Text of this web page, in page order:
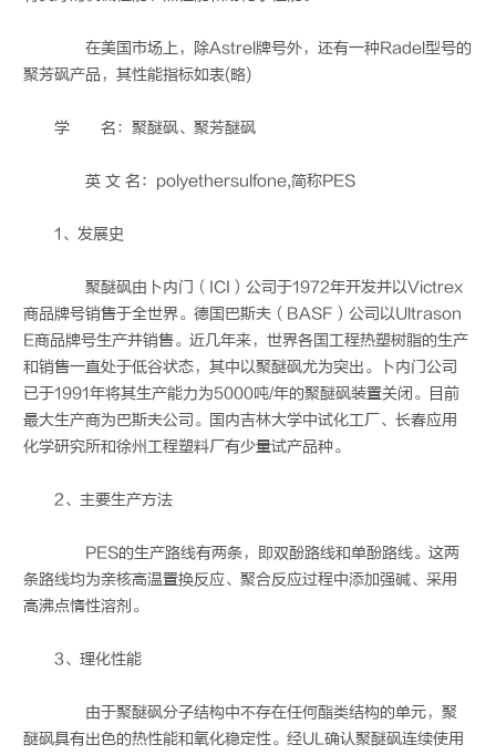
在美国市场上，除Astrel牌号外，还有一种Radel型号的
聚芳砜产品，其性能指标如表(略)
学 名：聚醚砜、聚芳醚砜
英 文 名：polyethersulfone,简称PES
1、发展史
聚醚砜由卜内门（ICI）公司于1972年开发并以Victrex
商品牌号销售于全世界。德国巴斯夫（BASF）公司以Ultrason
E商品牌号生产并销售。近几年来，世界各国工程热塑树脂的生产
和销售一直处于低谷状态，其中以聚醚砜尤为突出。卜内门公司
已于1991年将其生产能力为5000吨/年的聚醚砜装置关闭。目前
最大生产商为巴斯夫公司。国内吉林大学中试化工厂、长春应用
化学研究所和徐州工程塑料厂有少量试产品种。
2、主要生产方法
PES的生产路线有两条，即双酚路线和单酚路线。这两
条路线均为亲核高温置换反应、聚合反应过程中添加强碱、采用
高沸点惰性溶剂。
3、理化性能
由于聚醚砜分子结构中不存在任何酯类结构的单元，聚
醚砜具有出色的热性能和氧化稳定性。经UL确认聚醚砜连续使用